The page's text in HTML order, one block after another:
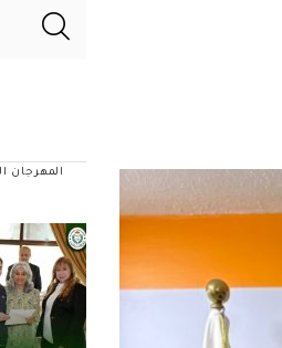
المهرجان